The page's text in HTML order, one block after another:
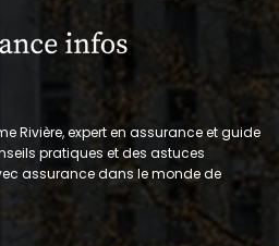
Rivière, expert en assurance et guide
pratiques et des astuces
assurance dans le monde de